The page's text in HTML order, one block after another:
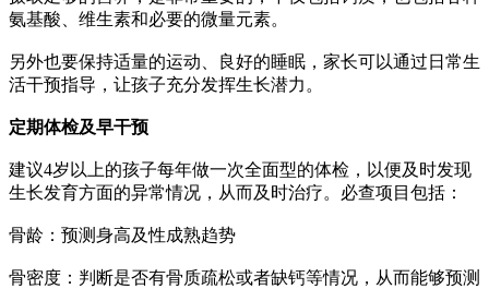
氨基酸、维生素和必要的微量元素。
另外也要保持适量的运动、良好的睡眠，家长可以通过日常生
活干预指导，让孩子充分发挥生长潜力。
定期体检及早干预
建议4岁以上的孩子每年做一次全面型的体检，以便及时发现
生长发育方面的异常情况，从而及时治疗。必查项目包括：
骨龄：预测身高及性成熟趋势
骨密度：判断是否有骨质疏松或者缺钙等情况，从而能够预测